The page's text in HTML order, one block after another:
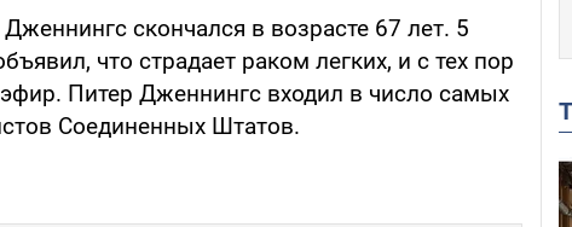
скончался в возрасте 67 лет. 5
что страдает раком легких, и с тех пор
Питер Дженнингс входил в число самых
Соединенных Штатов.